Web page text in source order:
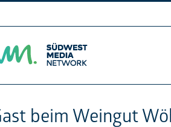
beim Weingut